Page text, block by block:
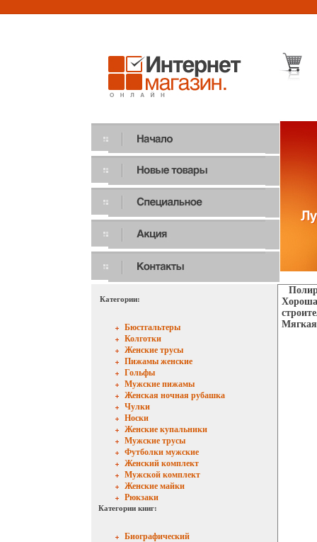
Категории:
Бюстгальтеры
Колготки
Женские трусы
Пижамы женские
Гольфы
Мужские пижамы
Женская ночная рубашка
Чулки
Носки
Женские купальники
Мужские трусы
Футболки мужские
Женский комплект
Мужской комплект
Женские майки
Рюкзаки
Категории книг:
Биографический